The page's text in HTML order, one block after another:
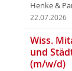
Henke &
22.07.2026
Wiss.
und
(m/w/d)